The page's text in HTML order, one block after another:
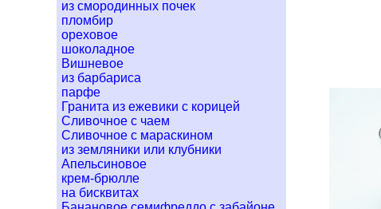
из смородинных почек
пломбир
ореховое
шоколадное
Вишневое
из барбариса
парфе
Гранита из ежевики с корицей
Сливочное с чаем
Сливочное с мараскином
из земляники или клубники
Апельсиновое
крем-брюлле
на бисквитах